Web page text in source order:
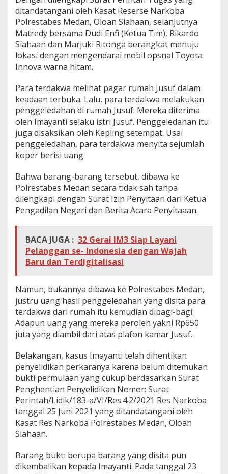
ditandatangani oleh Kasat Reserse Narkoba
Polrestabes Medan, Oloan Siahaan, selanjutnya
Matredy bersama Dudi Enfi (Ketua Tim), Rikardo
Siahaan dan Marjuki Ritonga berangkat menuju
lokasi dengan mengendarai mobil opsnal Toyota
Innova warna hitam.
Para terdakwa melihat pagar rumah Jusuf dalam
keadaan terbuka. Lalu, para terdakwa melakukan
penggeledahan di rumah Jusuf. Mereka diterima
oleh Imayanti selaku istri Jusuf. Penggeledahan itu
juga disaksikan oleh Kepling setempat. Usai
penggeledahan, para terdakwa menyita sejumlah
koper berisi uang.
Bahwa barang-barang tersebut, dibawa ke
Polrestabes Medan secara tidak sah tanpa
dilengkapi dengan Surat Izin Penyitaan dari Ketua
Pengadilan Negeri dan Berita Acara Penyitaaan.
BACA JUGA : 32 Gerai IM3 Siap Layani
Pelanggan se- Indonesia dengan Wajah
Baru dan Terdigitalisasi
Namun, bukannya dibawa ke Polrestabes Medan,
justru uang hasil penggeledahan yang disita para
terdakwa dari rumah itu kemudian dibagi-bagi.
Adapun uang yang mereka peroleh yakni Rp650
juta yang diambil dari atas plafon kamar Jusuf.
Belakangan, kasus Imayanti telah dihentikan
penyelidikan perkaranya karena belum ditemukan
bukti permulaan yang cukup berdasarkan Surat
Penghentian Penyelidikan Nomor: Surat
Perintah/Lidik/183-a/VI/Res.4.2/2021 Res Narkoba
tanggal 25 Juni 2021 yang ditandatangani oleh
Kasat Res Narkoba Polrestabes Medan, Oloan
Siahaan.
Barang bukti berupa barang yang disita pun
dikembalikan kepada Imayanti. Pada tanggal 23